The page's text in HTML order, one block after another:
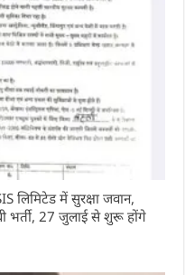
लिमिटेड में सुरक्षा जवान,
भर्ती, 27 जुलाई से शुरू होंगे